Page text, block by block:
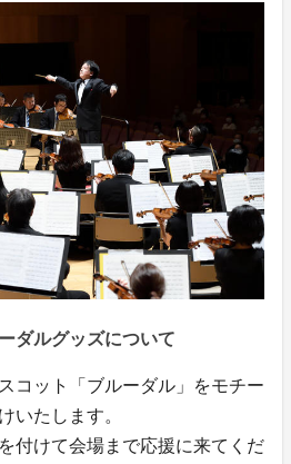
ダルグッズについて
コット「ブルーダル」をモチー
いたします。
付けて会場まで応援に来てくだ